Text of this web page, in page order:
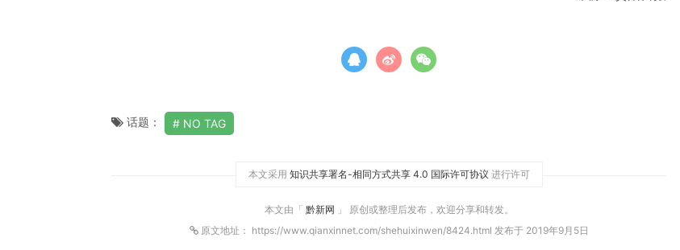
话题： NO TAG
本文采用 知识共享署名-相同方式共享 4.0 国际许可协议 进行许可
本文由「 黔新网 」 原创或整理后发布，欢迎分享和转发。
原文地址： https://www.qianxinnet.com/shehuixinwen/8424.html 发布于 2019年9月5日